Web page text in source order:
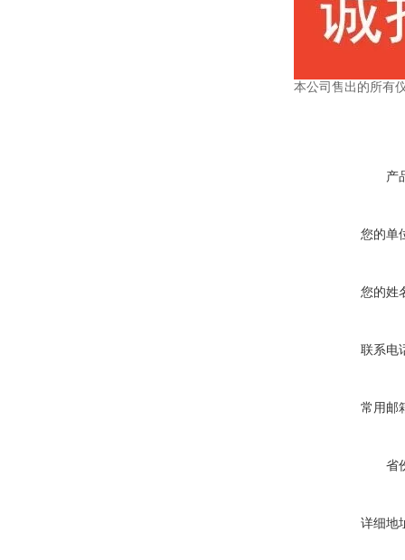
本公司售出的所有
产
您的单
您的姓
联系电
常用邮
省
详细地